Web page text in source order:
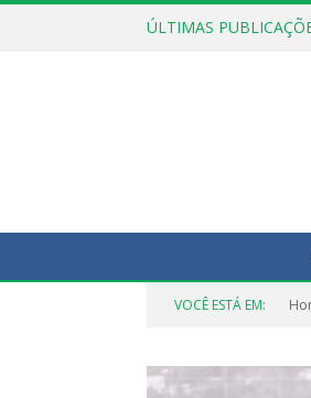
ÚLTIMAS
VOCÊ ESTÁ EM: